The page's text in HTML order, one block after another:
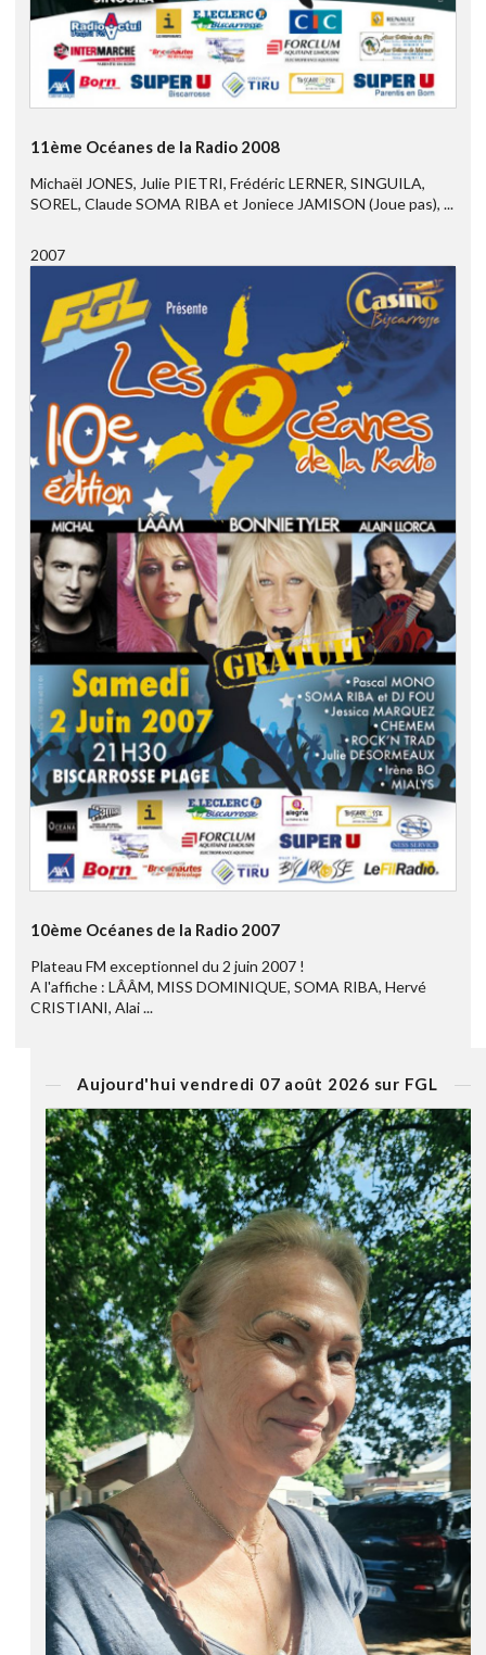
11ème Océanes de la Radio 2008
Michaël JONES, Julie PIETRI, Frédéric LERNER, SINGUILA,
SOREL, Claude SOMA RIBA et Joniece JAMISON (Joue pas), ...
2007
10ème Océanes de la Radio 2007
Plateau FM exceptionnel du 2 juin 2007 !
A l'affiche : LÂÂM, MISS DOMINIQUE, SOMA RIBA, Hervé
CRISTIANI, Alai ...
Aujourd'hui vendredi 07 août 2026 sur FGL